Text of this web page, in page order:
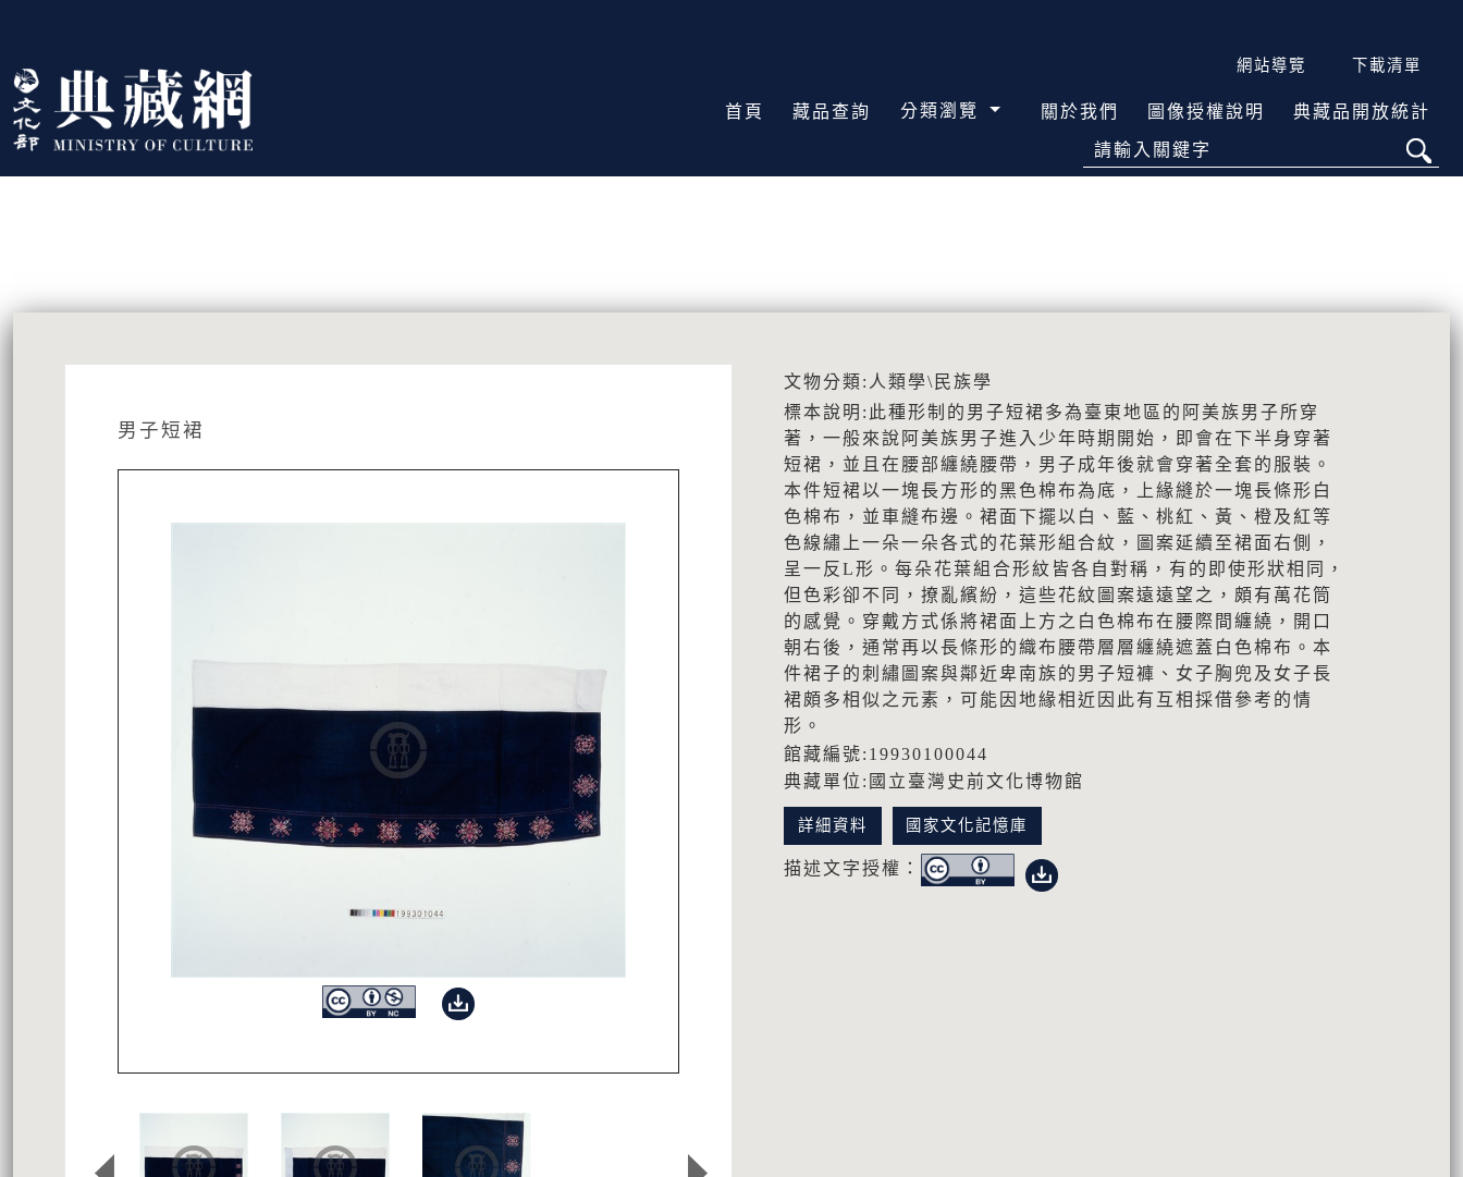
:::
網站導覽 下載清單
首頁 藏品查詢 分類瀏覽 關於我們 圖像授權說明 典藏品開放統計
請輸入關鍵字
男子短裙
文物分類:人類學\民族學
標本說明:此種形制的男子短裙多為臺東地區的阿美族男子所穿
著，一般來說阿美族男子進入少年時期開始，即會在下半身穿著
短裙，並且在腰部纏繞腰帶，男子成年後就會穿著全套的服裝。
本件短裙以一塊長方形的黑色棉布為底，上緣縫於一塊長條形白
色棉布，並車縫布邊。裙面下擺以白、藍、桃紅、黃、橙及紅等
色線繡上一朵一朵各式的花葉形組合紋，圖案延續至裙面右側，
呈一反L形。每朵花葉組合形紋皆各自對稱，有的即使形狀相同，
但色彩卻不同，撩亂繽紛，這些花紋圖案遠遠望之，頗有萬花筒
的感覺。穿戴方式係將裙面上方之白色棉布在腰際間纏繞，開口
朝右後，通常再以長條形的織布腰帶層層纏繞遮蓋白色棉布。本
件裙子的刺繡圖案與鄰近卑南族的男子短褲、女子胸兜及女子長
裙頗多相似之元素，可能因地緣相近因此有互相採借參考的情
形。
館藏編號:19930100044
典藏單位:國立臺灣史前文化博物館
詳細資料 國家文化記憶庫
描述文字授權：